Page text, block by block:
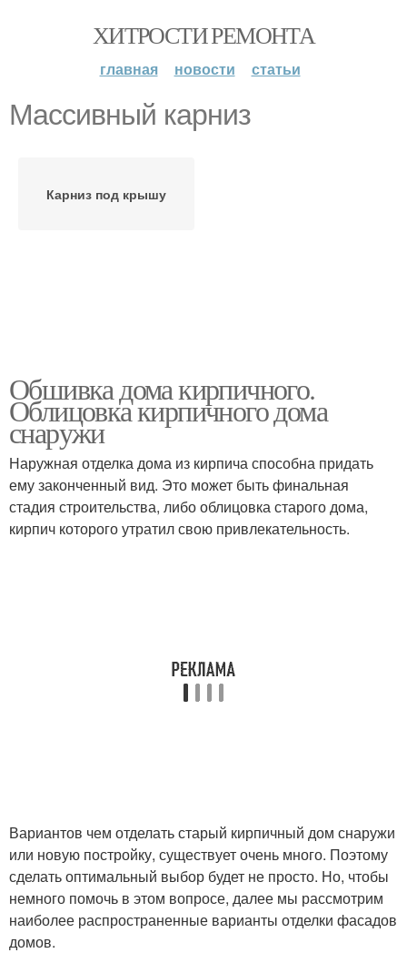
ХИТРОСТИ РЕМОНТА
главная новости статьи
Массивный карниз
Карниз под крышу
Обшивка дома кирпичного.
Облицовка кирпичного дома
снаружи
Наружная отделка дома из кирпича способна придать
ему законченный вид. Это может быть финальная
стадия строительства, либо облицовка старого дома,
кирпич которого утратил свою привлекательность.
Вариантов чем отделать старый кирпичный дом снаружи
или новую постройку, существует очень много. Поэтому
сделать оптимальный выбор будет не просто. Но, чтобы
немного помочь в этом вопросе, далее мы рассмотрим
наиболее распространенные варианты отделки фасадов
домов.